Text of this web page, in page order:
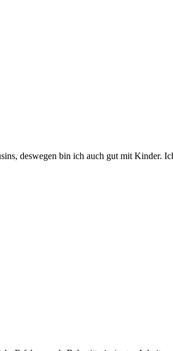
deswegen bin ich auch gut mit Kinder.